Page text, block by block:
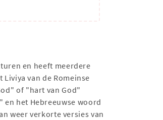
en heeft meerdere
Liviya van de Romeinse
of "hart van God"
en het Hebreeuwse woord
weer verkorte versies van